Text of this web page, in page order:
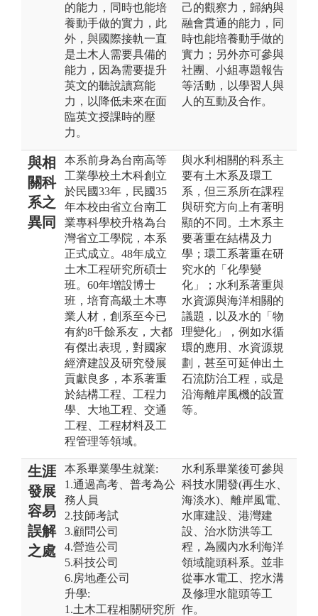
的能力，同時也能培
養動手做的實力，此
外，與國際接軌一直
是土木人需要具備的
能力，因為需要提升
英文的聽說讀寫能
力，以降低未來在面
臨英文授課時的壓
力。
己的觀察力，歸納與
融會貫通的能力，同
時也能培養動手做的
實力；另外亦可參與
社團、小組專題報告
等活動，以學習人與
人的互動及合作。
與相
關科
系之
異同
本系前身為台南高等
工業學校土木科創立
於民國33年，民國35
年本校由省立台南工
業專科學校升格為台
灣省立工學院，本系
正式成立。48年成立
土木工程研究所碩士
班。60年增設博士
班，培育高級土木專
業人材，創系至今已
有約8千餘系友，大都
有傑出表現，對國家
經濟建設及研究發展
貢獻良多，本系著重
於結構工程、工程力
學、大地工程、交通
工程、工程材料及工
程管理等領域。
與水利相關的科系主
要有土木系及環工
系，但三系所在課程
與研究方向上有著明
顯的不同。土木系主
要著重在結構及力
學；環工系著重在研
究水的「化學變
化」；水利系著重與
水資源與海洋相關的
議題，以及水的「物
理變化」，例如水循
環的應用、水資源規
劃，甚至可延伸出土
石流防治工程，或是
沿海離岸風機的設置
等。
生涯
發展
容易
誤解
之處
本系畢業學生就業:
1.通過高考、普考為公
務人員
2.技師考試
3.顧問公司
4.營造公司
5.科技公司
6.房地產公司
升學:
1.土木工程相關研究所
水利系畢業後可參與
科技水開發(再生水、
海淡水)、離岸風電、
水庫建設、港灣建
設、治水防洪等工
程，為國內水利海洋
領域龍頭科系。並非
從事水電工、挖水溝
及修理水龍頭等工
作。